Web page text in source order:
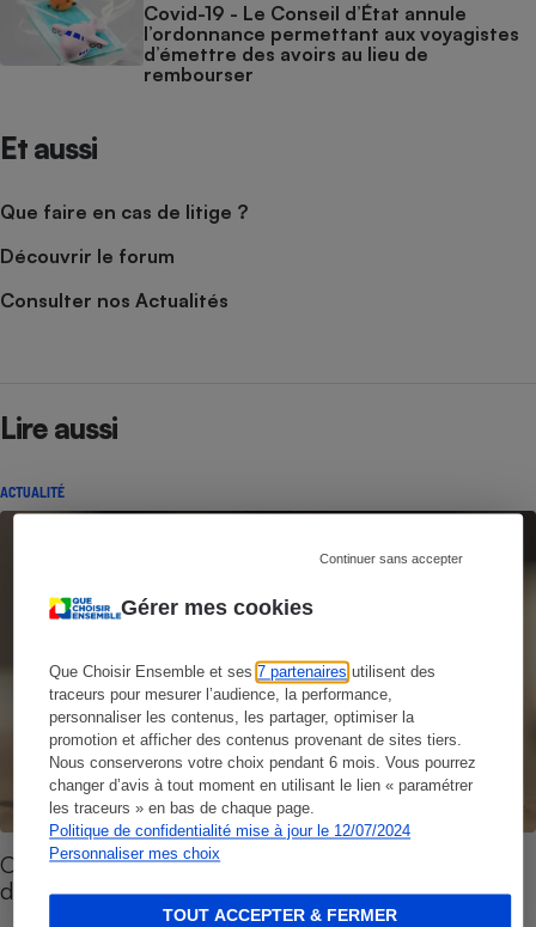
Gérer mes cookies
Que Choisir Ensemble et ses7 partenaires utilisent des
traceurs pour mesurer l’audience, la performance,
personnaliser les contenus, les partager, optimiser la
promotion et afficher des contenus provenant de sites tiers.
Nous conserverons votre choix pendant 6 mois. Vous pourrez
changer d’avis à tout moment en utilisant le lien « paramétrer
les traceurs » en bas de chaque page.
Politique de confidentialité mise à jour le 12/07/2024
Personnaliser mes choix
Continuer sans accepter
TOUT ACCEPTER & FERMER
Covid-19 - Le Conseil d’État annule
l’ordonnance permettant aux voyagistes
d’émettre des avoirs au lieu de
rembourser
Et aussi
Que faire en cas de litige ?
Découvrir le forum
Consulter nos Actualités
Lire aussi
ACTUALITÉ
Coronavirus - Pas d’anti-inflammatoires en cas
d’infection